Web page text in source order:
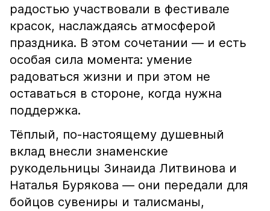
радостью участвовали в фестивале
красок, наслаждаясь атмосферой
праздника. В этом сочетании — и есть
особая сила момента: умение
радоваться жизни и при этом не
оставаться в стороне, когда нужна
поддержка.
Тёплый, по-настоящему душевный
вклад внесли знаменские
рукодельницы Зинаида Литвинова и
Наталья Бурякова — они передали для
бойцов сувениры и талисманы,